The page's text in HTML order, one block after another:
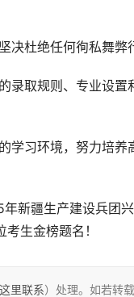
杜绝任何徇私舞弊
生金榜题名！
里联系）处理。如若转